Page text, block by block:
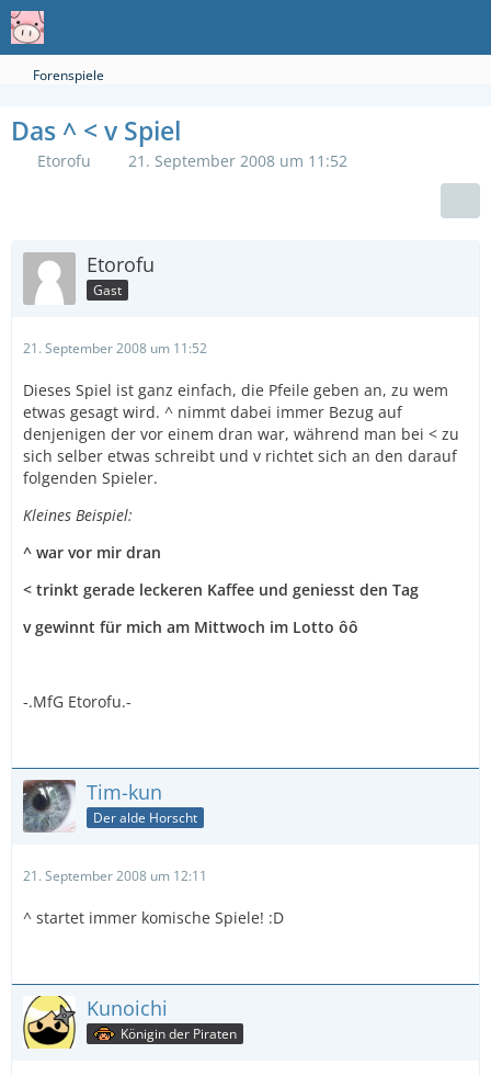
Forenspiele
Das ^ < v Spiel
Etorofu 21. September 2008 um 11:52
Etorofu
Gast
21. September 2008 um 11:52
Dieses Spiel ist ganz einfach, die Pfeile geben an, zu wem
etwas gesagt wird. ^ nimmt dabei immer Bezug auf
denjenigen der vor einem dran war, während man bei < zu
sich selber etwas schreibt und v richtet sich an den darauf
folgenden Spieler.
Kleines Beispiel:
^ war vor mir dran
< trinkt gerade leckeren Kaffee und geniesst den Tag
v gewinnt für mich am Mittwoch im Lotto ôô
-.MfG Etorofu.-
Tim-kun
Der alde Horscht
21. September 2008 um 12:11
^ startet immer komische Spiele! :D
Kunoichi
Königin der Piraten